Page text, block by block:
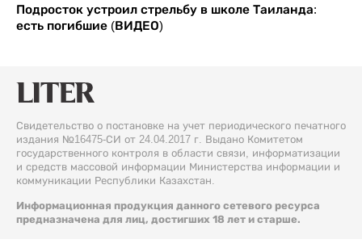
Подросток устроил стрельбу в школе Таиланда:
есть погибшие (ВИДЕО)
Свидетельство о постановке на учет периодического печатного
издания №16475-СИ от 24.04.2017 г. Выдано Комитетом
государственного контроля в области связи, информатизации
и средств массовой информации Министерства информации и
коммуникации Республики Казахстан.
Информационная продукция данного сетевого ресурса
предназначена для лиц, достигших 18 лет и старше.